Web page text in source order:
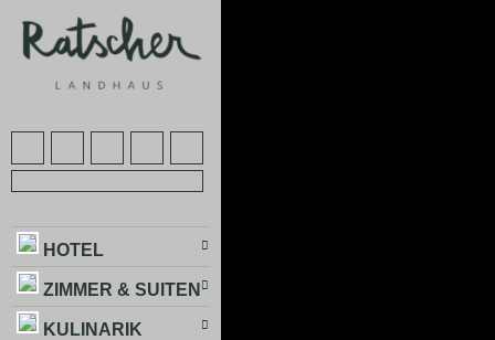
HOTEL
ZIMMER & SUITEN
KULINARIK